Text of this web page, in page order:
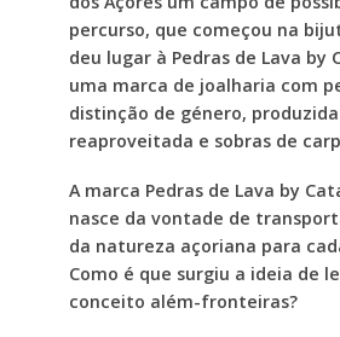
percurso, que começou na
deu lugar à Pedras de Lava by
uma marca de joalharia com
distinção de género,
reaproveitada e sobras de
A marca Pedras de Lava by
nasce da vontade de
da natureza açoriana para
Como é que surgiu a ideia de
conceito além-fronteiras?